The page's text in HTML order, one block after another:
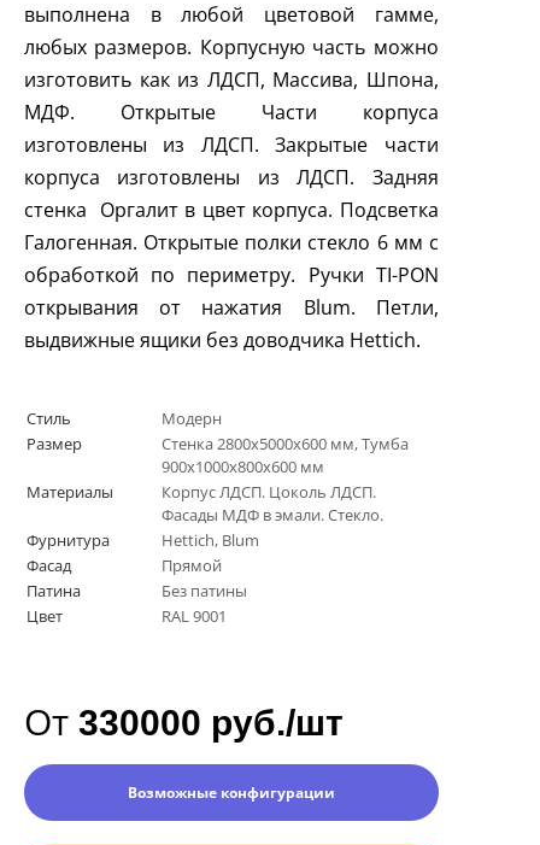
выполнена в любой цветовой гамме,
любых размеров. Корпусную часть можно
изготовить как из ЛДСП, Массива, Шпона,
МДФ. Открытые Части корпуса
изготовлены из ЛДСП. Закрытые части
корпуса изготовлены из ЛДСП. Задняя
стенка Оргалит в цвет корпуса. Подсветка
Галогенная. Открытые полки стекло 6 мм с
обработкой по периметру. Ручки TI-PON
открывания от нажатия Blum. Петли,
выдвижные ящики без доводчика Hettich.
Стиль
Модерн
Размер
Стенка 2800х5000х600 мм, Тумба
900х1000х800х600 мм
Материалы
Корпус ЛДСП. Цоколь ЛДСП.
Фасады МДФ в эмали. Стекло.
Фурнитура
Hettich, Blum
Фасад
Прямой
Патина
Без патины
Цвет
RAL 9001
От 330000 руб./шт
Возможные конфигурации